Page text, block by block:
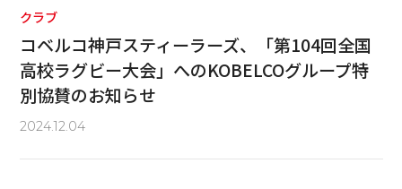
クラブ
コベルコ神戸スティーラーズ、「第104回全国
高校ラグビー大会」へのKOBELCOグループ特
別協賛のお知らせ
2024.12.04